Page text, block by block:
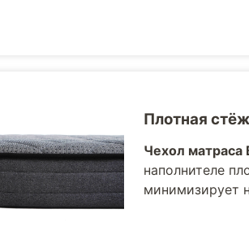
Плотная
Чехол матраса
наполнителе
минимизирует